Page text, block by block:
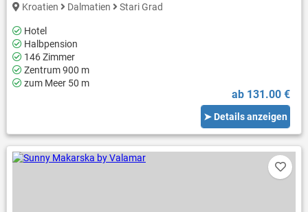
Kroatien Dalmatien Stari Grad
Hotel
Halbpension
146 Zimmer
Zentrum 900 m
zum Meer 50 m
ab 131.00 €
➤ Details anzeigen